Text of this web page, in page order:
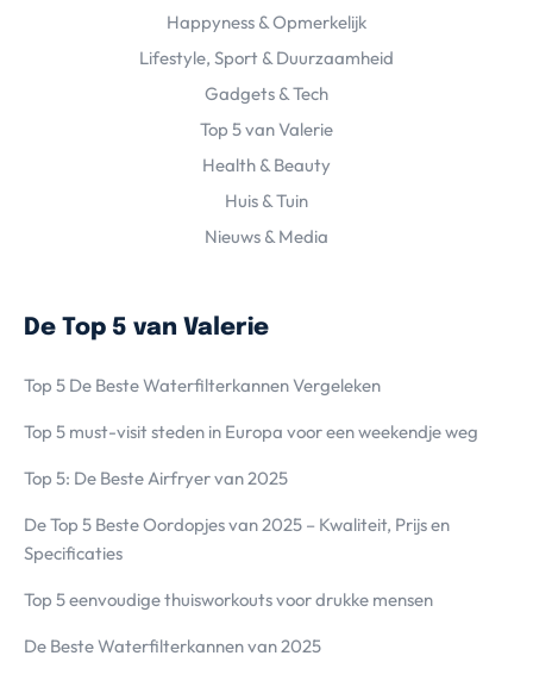
Happyness & Opmerkelijk
Lifestyle, Sport & Duurzaamheid
Gadgets & Tech
Top 5 van Valerie
Health & Beauty
Huis & Tuin
Nieuws & Media
De Top 5 van Valerie
Top 5 De Beste Waterfilterkannen Vergeleken
Top 5 must-visit steden in Europa voor een weekendje weg
Top 5: De Beste Airfryer van 2025
De Top 5 Beste Oordopjes van 2025 – Kwaliteit, Prijs en
Specificaties
Top 5 eenvoudige thuisworkouts voor drukke mensen
De Beste Waterfilterkannen van 2025